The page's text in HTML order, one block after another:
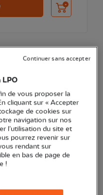
Ajouter au
LPO
de vous proposer la
cliquant sur « Accepter
de cookies sur
navigation sur nos
l’utilisation du site et
pourrez revenir sur
rendant sur
en bas de page de
!
Continuer sans accepter